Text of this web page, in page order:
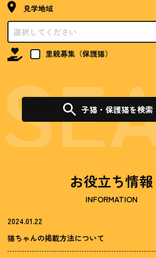
見学地域
里親募集（保護猫）
子猫・保護猫を検索
お役立ち情報
INFORMATION
2024.01.22
猫ちゃんの掲載方法について